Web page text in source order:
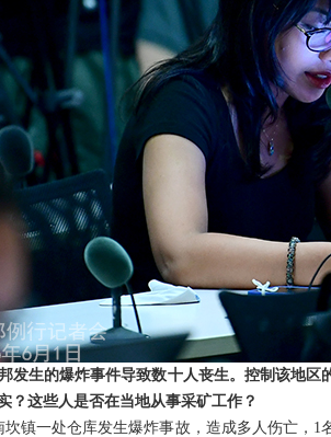
发生的爆炸事件导致数十人丧生。控制该地
？这些人是否在当地从事采矿工作？
镇一处仓库发生爆炸事故，造成多人伤亡，